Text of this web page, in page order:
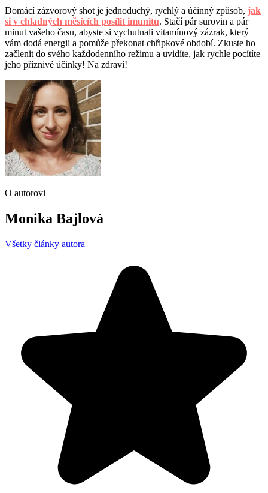
Domácí zázvorový shot je jednoduchý, rychlý a účinný způsob, jak
si v chladných měsících posílit imunitu. Stačí pár surovin a pár
minut vašeho času, abyste si vychutnali vitamínový zázrak, který
vám dodá energii a pomůže překonat chřipkové období. Zkuste ho
začlenit do svého každodenního režimu a uvidíte, jak rychle pocítíte
jeho příznivé účinky! Na zdraví!
O autorovi
Monika Bajlová
Všetky články autora